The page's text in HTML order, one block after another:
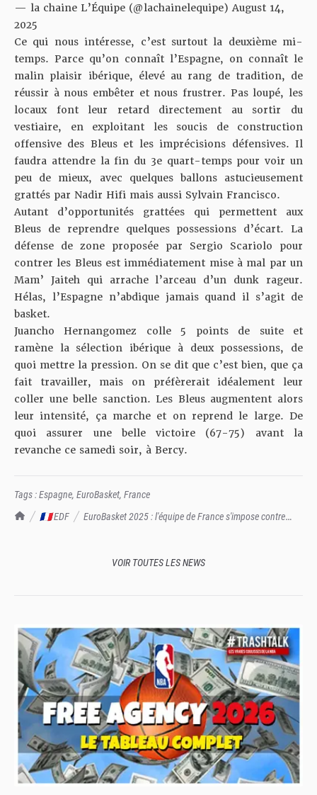
TrashTalk Actu NBA
🇫🇷 EDF
EuroBasket 2025 : l'équipe de France s'impose contre
— la chaine L’Équipe (@lachainelequipe) August 14,
2025
Ce qui nous intéresse, c’est surtout la deuxième mi-
temps. Parce qu’on connaît l’Espagne, on connaît le
malin plaisir ibérique, élevé au rang de tradition, de
réussir à nous embêter et nous frustrer. Pas loupé, les
locaux font leur retard directement au sortir du
vestiaire, en exploitant les soucis de construction
offensive des Bleus et les imprécisions défensives. Il
faudra attendre la fin du 3e quart-temps pour voir un
peu de mieux, avec quelques ballons astucieusement
grattés par Nadir Hifi mais aussi Sylvain Francisco.
Autant d’opportunités grattées qui permettent aux
Bleus de reprendre quelques possessions d’écart. La
défense de zone proposée par Sergio Scariolo pour
contrer les Bleus est immédiatement mise à mal par un
Mam’ Jaiteh qui arrache l’arceau d’un dunk rageur.
Hélas, l’Espagne n’abdique jamais quand il s’agit de
basket.
Juancho Hernangomez colle 5 points de suite et
ramène la sélection ibérique à deux possessions, de
quoi mettre la pression. On se dit que c’est bien, que ça
fait travailler, mais on préfèrerait idéalement leur
coller une belle sanction. Les Bleus augmentent alors
leur intensité, ça marche et on reprend le large. De
quoi assurer une belle victoire (67-75) avant la
revanche ce samedi soir, à Bercy.
Tags :Espagne, EuroBasket, France
VOIR TOUTES LES NEWS